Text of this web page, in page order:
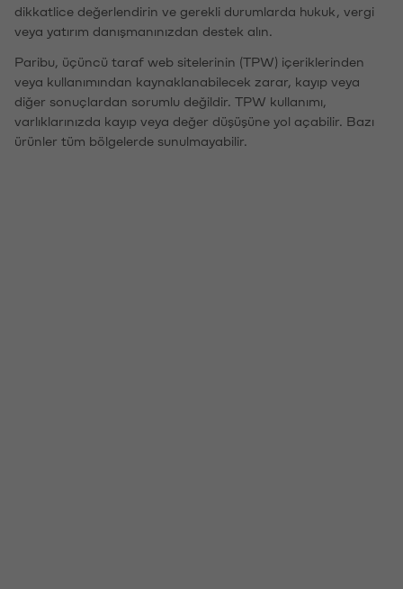
dikkatlice değerlendirin ve gerekli durumlarda hukuk, vergi
veya yatırım danışmanınızdan destek alın.
Paribu, üçüncü taraf web sitelerinin (TPW) içeriklerinden
veya kullanımından kaynaklanabilecek zarar, kayıp veya
diğer sonuçlardan sorumlu değildir. TPW kullanımı,
varlıklarınızda kayıp veya değer düşüşüne yol açabilir. Bazı
ürünler tüm bölgelerde sunulmayabilir.